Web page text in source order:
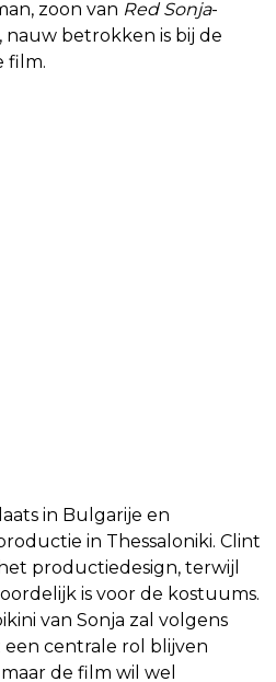
zoon van Red Sonja-
nauw betrokken is bij de
film.
in Bulgarije en
in Thessaloniki. Clint
productiedesign, terwijl
is voor de kostuums.
van Sonja zal volgens
centrale rol blijven
de film wil wel